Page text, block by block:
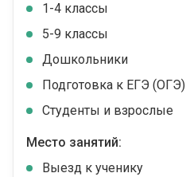
1-4 классы
5-9 классы
Дошкольники
Подготовка к ЕГЭ (ОГЭ)
Студенты и взрослые
Место занятий:
Выезд к ученику